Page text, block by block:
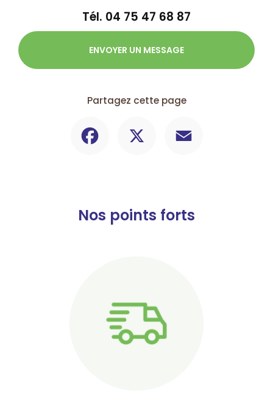
Tél. 04 75 47 68 87
ENVOYER UN MESSAGE
Partagez cette page
Nos points forts